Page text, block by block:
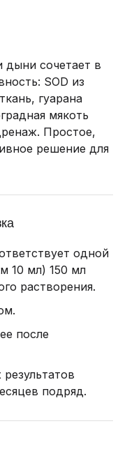
сочетает в
SOD из
гуарана
мякоть
Простое,
решение для
одной
10 мл) 150 мл
растворения.
после
подряд.